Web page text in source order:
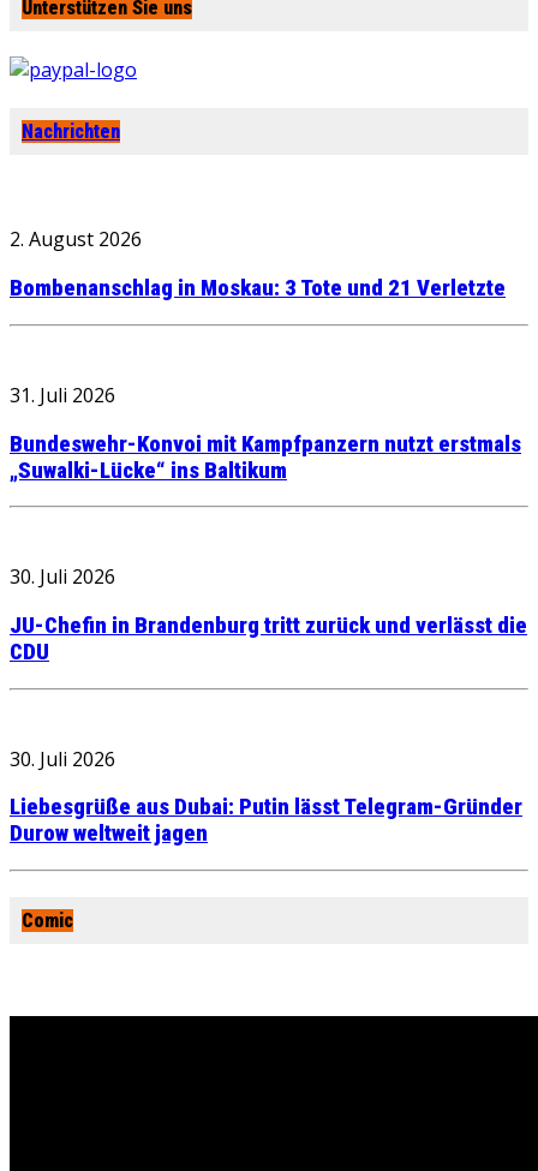
Unterstützen Sie uns
Nachrichten
2. August 2026
Bombenanschlag in Moskau: 3 Tote und 21 Verletzte
31. Juli 2026
Bundeswehr-Konvoi mit Kampfpanzern nutzt erstmals
„Suwalki-Lücke“ ins Baltikum
30. Juli 2026
JU-Chefin in Brandenburg tritt zurück und verlässt die
CDU
30. Juli 2026
Liebesgrüße aus Dubai: Putin lässt Telegram-Gründer
Durow weltweit jagen
Comic